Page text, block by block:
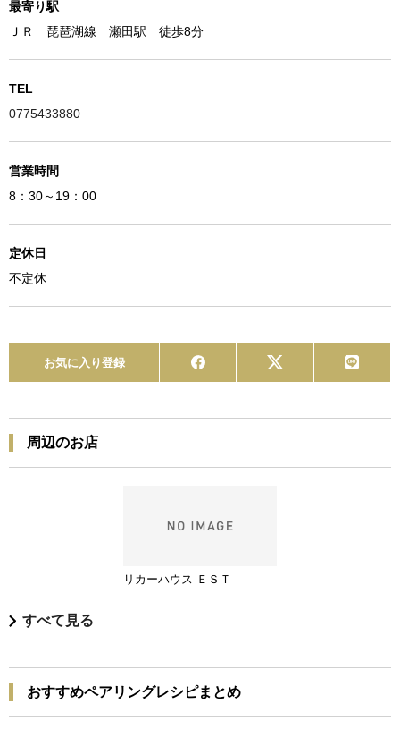
最寄り駅
ＪＲ 琵琶湖線 瀬田駅 徒歩8分
TEL
0775433880
営業時間
8：30～19：00
定休日
不定休
お気に入り登録
周辺のお店
リカーハウス ＥＳＴ
すべて見る
おすすめペアリングレシピまとめ